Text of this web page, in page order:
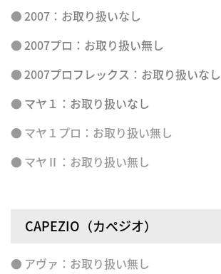
2007：お取り扱いなし
2007プロ：お取り扱い無し
2007プロフレックス：お取り扱いなし
マヤ１：お取り扱いなし
マヤ１プロ ：お取り扱い無し
マヤⅡ：お取り扱い無し
CAPEZIO（カぺジオ）
アヴァ ：お取り扱い無し